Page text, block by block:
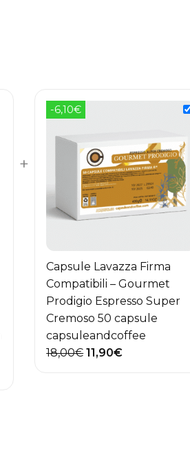
+
-6,10€
Capsule Lavazza Firma
Compatibili – Gourmet
Prodigio Espresso Super
Cremoso 50 capsule
capsuleandcoffee
18,00€Il
11,90€Il